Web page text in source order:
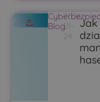
Blog
2026-
01-
24
Jak